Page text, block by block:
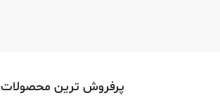
پرفروش ترین محصولات